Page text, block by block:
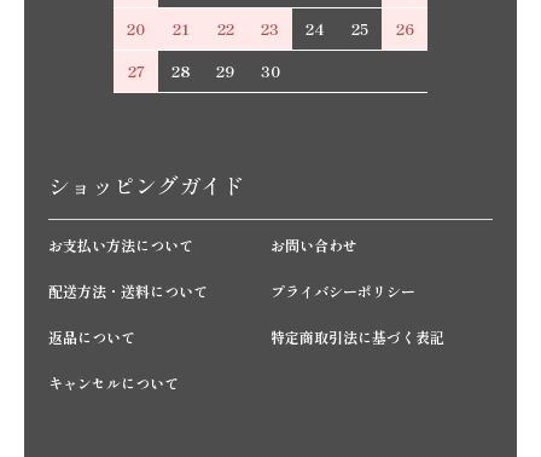
20
21 22 23 24 25
26
27
28 29 30
ショッピングガイド
お支払い方法について
配送方法・送料について
返品について
キャンセルについて
お問い合わせ
プライバシーポリシー
特定商取引法に基づく表記